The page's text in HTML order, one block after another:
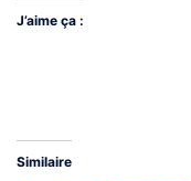
J’aime ça :
Similaire